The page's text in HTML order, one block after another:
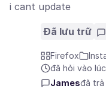
i cant update
Đã lưu trữ
Firefox
đã hỏi vào
Jamesđã trả